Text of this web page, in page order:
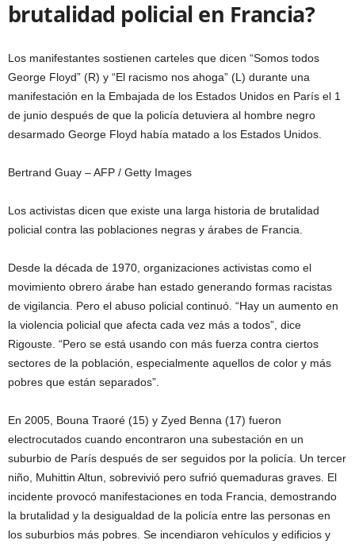
brutalidad policial en Francia?
Los manifestantes sostienen carteles que dicen “Somos todos
George Floyd” (R) y “El racismo nos ahoga” (L) durante una
manifestación en la Embajada de los Estados Unidos en París el 1
de junio después de que la policía detuviera al hombre negro
desarmado George Floyd había matado a los Estados Unidos.
Bertrand Guay – AFP / Getty Images
Los activistas dicen que existe una larga historia de brutalidad
policial contra las poblaciones negras y árabes de Francia.
Desde la década de 1970, organizaciones activistas como el
movimiento obrero árabe han estado generando formas racistas
de vigilancia. Pero el abuso policial continuó. “Hay un aumento en
la violencia policial que afecta cada vez más a todos”, dice
Rigouste. “Pero se está usando con más fuerza contra ciertos
sectores de la población, especialmente aquellos de color y más
pobres que están separados”.
En 2005, Bouna Traoré (15) y Zyed Benna (17) fueron
electrocutados cuando encontraron una subestación en un
suburbio de París después de ser seguidos por la policía. Un tercer
niño, Muhittin Altun, sobrevivió pero sufrió quemaduras graves. El
incidente provocó manifestaciones en toda Francia, demostrando
la brutalidad y la desigualdad de la policía entre las personas en
los suburbios más pobres. Se incendiaron vehículos y edificios y